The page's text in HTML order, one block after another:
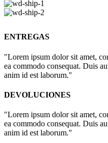
ENTREGAS
"Lorem ipsum dolor sit amet,
ea commodo consequat. Duis
anim id est laborum."
DEVOLUCIONES
"Lorem ipsum dolor sit amet,
ea commodo consequat. Duis
anim id est laborum."